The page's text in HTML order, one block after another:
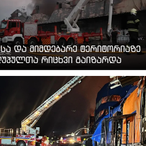
და მიმდებარე ტერიტორიაზე
რიცხვი გაიზარდა